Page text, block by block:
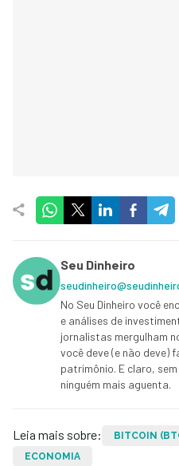
Seu Dinheiro
No Seu Dinheiro você
e análises de
jornalistas mergulham
você deve (e não deve)
patrimônio. E claro,
ninguém mais aguenta.
Leia mais sobre: BITCOIN
ECONOMIA